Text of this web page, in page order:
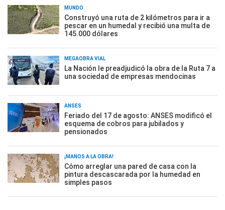
MUNDO
Construyó una ruta de 2 kilómetros para ir a
pescar en un humedal y recibió una multa de
145.000 dólares
MEGAOBRA VIAL
La Nación le preadjudicó la obra de la Ruta 7 a
una sociedad de empresas mendocinas
ANSES
Feriado del 17 de agosto: ANSES modificó el
esquema de cobros para jubilados y
pensionados
¡MANOS A LA OBRA!
Cómo arreglar una pared de casa con la
pintura descascarada por la humedad en
simples pasos